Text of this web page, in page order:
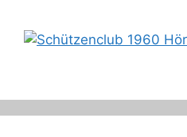
Inhalt
springen